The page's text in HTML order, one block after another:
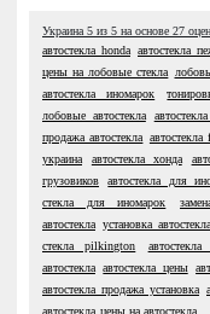
Украина 5 из 5 на основе 27
автостекла honda автостекла
цены на лобовые стекла
автостекла иномарок
лобовые автостекла
продажа автостекла автостекла
украина
автостекла хонда
грузовиков
автостекла для
стекла для иномарок
автостекла установка
стекла pilkington
автостекла
автостекла автостекла цены
автостекла продажа установка
автостекла цены на автостекла